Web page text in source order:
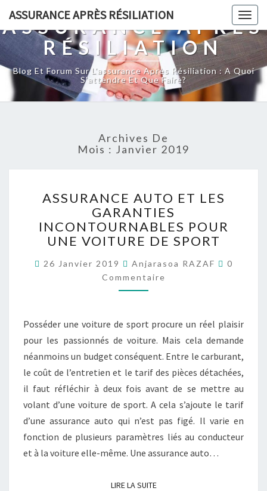
ASSURANCE APRÈS RÉSILIATION
ASSURANCE APRÈS
RÉSILIATION
Blog Et Forum Sur L'assurance Après Résiliation : A Quoi
S'attendre Et Que Faire?
Archives De
Mois : Janvier 2019
AUTO
ET
LES
GARANTIES
POUR
UNE
VOITURE
ASSURANCE AUTO ET LES
GARANTIES
INCONTOURNABLES POUR
UNE VOITURE DE SPORT
26 Janvier 2019 Anjarasoa RAZAF
0
Commentaire
Posséder une voiture de sport procure un réel plaisir
pour les passionnés de voiture. Mais cela demande
néanmoins un budget conséquent. Entre le carburant,
le coût de l’entretien et le tarif des pièces détachées,
il faut réfléchir à deux fois avant de se mettre au
volant d’une voiture de sport. A cela s’ajoute le tarif
d’une assurance auto qui n’est pas figé. Il varie en
fonction de plusieurs paramètres liés au conducteur
et à la voiture elle-même. Une assurance auto…
LIRE LA SUITELIRE LA SUITE